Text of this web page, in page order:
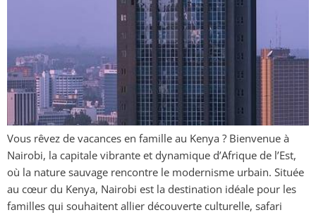
Vous rêvez de vacances en famille au Kenya ? Bienvenue à
Nairobi, la capitale vibrante et dynamique d’Afrique de l’Est,
où la nature sauvage rencontre le modernisme urbain. Située
au cœur du Kenya, Nairobi est la destination idéale pour les
familles qui souhaitent allier découverte culturelle, safari